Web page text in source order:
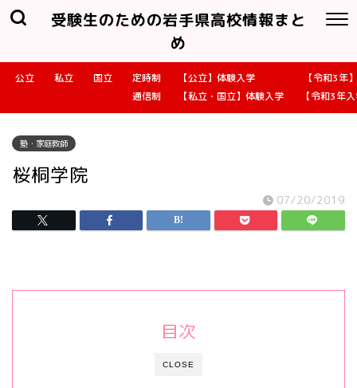
受験生のための岩手県高校情報まと
め
公立 私立 国立
定時制
通信制
【公立】体験入学
【私立・国立】体験入学
【令和3年
【令和3年
塾・家庭教師
桜桐学院
07/20/2019
CLOSE
目次